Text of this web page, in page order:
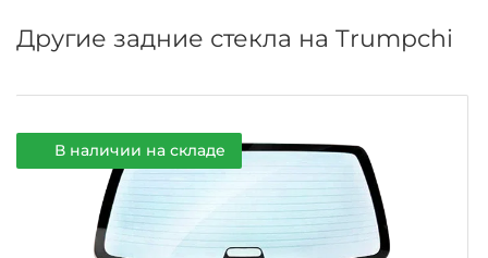
Другие задние стекла на Trumpchi
В наличии на складе